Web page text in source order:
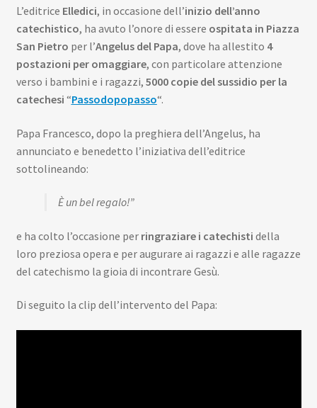
L’editrice Elledici, in occasione dell’inizio dell’anno
catechistico, ha avuto l’onore di essere ospitata in Piazza
San Pietro per l’Angelus del Papa, dove ha allestito 4
postazioni per omaggiare, con particolare attenzione
verso i bambini e i ragazzi, 5000 copie del sussidio per la
catechesi “Passodopopasso“.
Papa Francesco, dopo la preghiera dell’Angelus, ha
annunciato e benedetto l’iniziativa dell’editrice
sottolineando:
È un bel regalo!”
e ha colto l’occasione per ringraziare i catechisti della
loro preziosa opera e per augurare ai ragazzi e alle ragazze
del catechismo la gioia di incontrare Gesù.
Di seguito la clip dell’intervento del Papa: